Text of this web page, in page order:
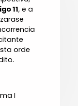
11, e a
orde
I